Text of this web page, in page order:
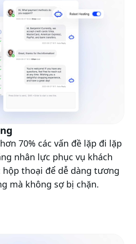
70% các vấn đề lặp đi lặp
nhân lực phục vụ khách
hộp thoại để dễ dàng tương
mà không sợ bị chặn.